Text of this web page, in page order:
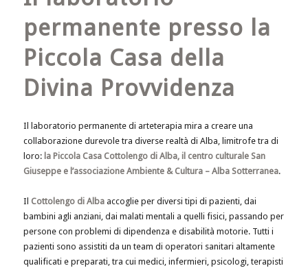
permanente presso la
Piccola Casa della
Divina Provvidenza
Il laboratorio permanente di arteterapia mira a creare una
collaborazione durevole tra diverse realtà di Alba, limitrofe tra di
loro: la Piccola Casa Cottolengo di Alba, il centro culturale San
Giuseppe e l’associazione Ambiente & Cultura – Alba Sotterranea.
Il Cottolengo di Albaaccoglie per diversi tipi di pazienti, dai
bambini agli anziani, dai malati mentali a quelli fisici, passando per
persone con problemi di dipendenza e disabilità motorie. Tutti i
pazienti sono assistiti da un team di operatori sanitari altamente
qualificati e preparati, tra cui medici, infermieri, psicologi, terapisti